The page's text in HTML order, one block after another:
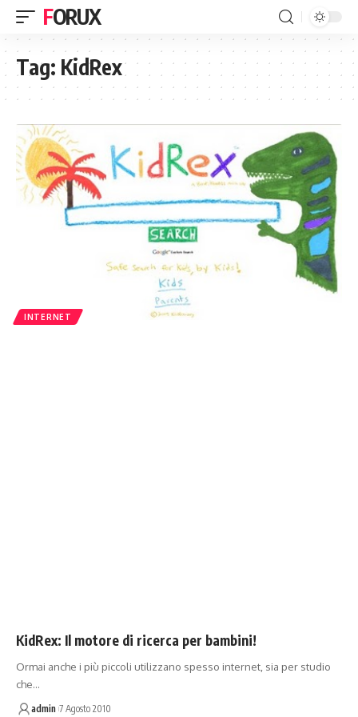
FORUX
Tag: KidRex
INTERNET
KidRex: Il motore di ricerca per bambini!
Ormai anche i più piccoli utilizzano spesso internet, sia per studio
che…
admin 7 Agosto 2010